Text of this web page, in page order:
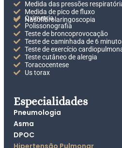
Medida das pressões
Medida de pico de fluxo
Nasofibrolaringoscopia
Oximetria
Polissonografia
Teste de broncoprovocação
Teste de caminhada de 6
Teste de exercício
Teste cutâneo de alergia
Toracocentese
Us torax
Especialidades
Pneumologia
Asma
DPOC
Hipertensão Pulmonar